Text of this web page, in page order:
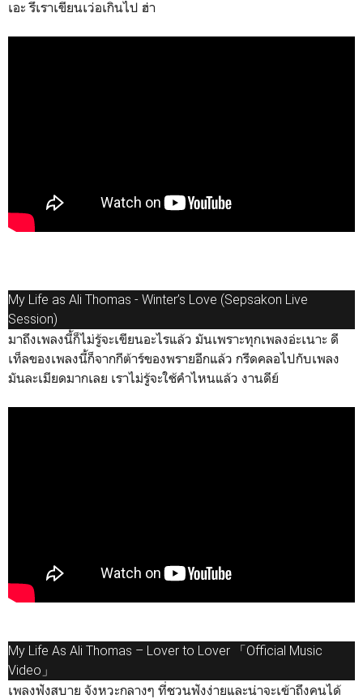
เอะ รึเราเขียนเว่อเกินไป ฮ่า
My Life as Ali Thomas - Winter’s Love (Sepsakon Live
Session)
มาถึงเพลงนี้ก็ไม่รู้จะเขียนอะไรแล้ว มันเพราะทุกเพลงอ่ะเนาะ ดี
เท็ลของเพลงนี้ก็จากกีต้าร์ของพรายอีกแล้ว กรีดคลอไปกับเพลง
มันละเมียดมากเลย เราไม่รู้จะใช้คำไหนแล้ว งานดีย์
My Life As Ali Thomas – Lover to Lover 「Official Music
Video」
เพลงฟังสบาย จังหวะกลางๆ ที่ชวนฟังง่ายและน่าจะเข้าถึงคนได้